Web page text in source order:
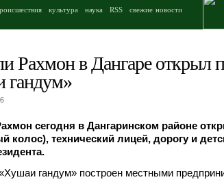
культура наука RSS свежие новости
Рахмон в Дангаре открыл
гандум»
сегодня в Дангаринском районе
колос), технический лицей, дорогу и
гандум» построен местными